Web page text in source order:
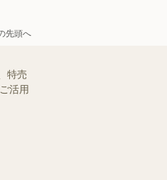
先頭へ
特売
活用